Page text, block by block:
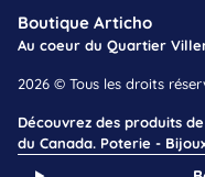
Boutique Articho
Au coeur du Quartier
2026 © Tous les droits
Découvrez des produits
du Canada. Poterie -